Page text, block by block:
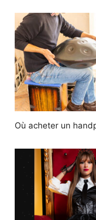
Où acheter un